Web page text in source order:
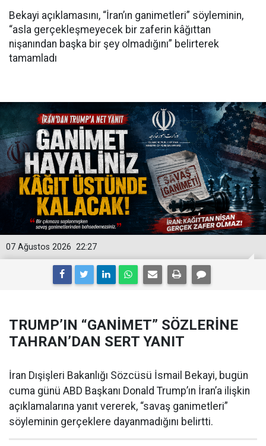
Bekayi açıklamasını, “İran’ın ganimetleri” söyleminin,
“asla gerçekleşmeyecek bir zaferin kâğıttan
nişanından başka bir şey olmadığını” belirterek
tamamladı
22:27
07 Ağustos 2026
TRUMP’IN “GANİMET” SÖZLERİNE
TAHRAN’DAN SERT YANIT
İran Dışişleri Bakanlığı Sözcüsü İsmail Bekayi, bugün
cuma günü ABD Başkanı Donald Trump’ın İran’a ilişkin
açıklamalarına yanıt vererek, “savaş ganimetleri”
söyleminin gerçeklere dayanmadığını belirtti.